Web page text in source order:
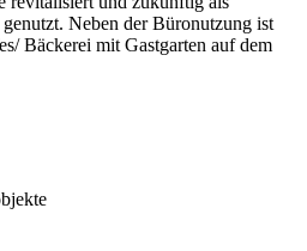
Neben der Büronutzung ist
Bäckerei mit Gastgarten auf dem